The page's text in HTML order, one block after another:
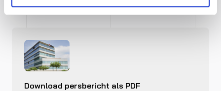
Download persbericht als PDF